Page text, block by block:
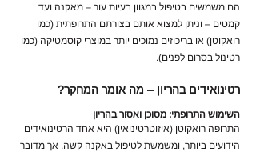
הם משמשים בטיפול במגוון בעיות עור – מאקנה ועד
קמטים – וניתן למצוא אותם בצורתם התרופתית (כמו
רואקוטן) או בריכוזים נמוכים יותר במוצרי קוסמטיקה (כמו
רטינול בסרום לפנים).
רטינואידים בהריון – מה אומר המחקר?
השימוש התרופתי: מסוכן ואסור בהריון
התרופה רואקוטן (איזוטרטינואין) היא אחד הרטינואידים
הידועים ביותר, ומשמשת לטיפול באקנה קשה. אך מדובר